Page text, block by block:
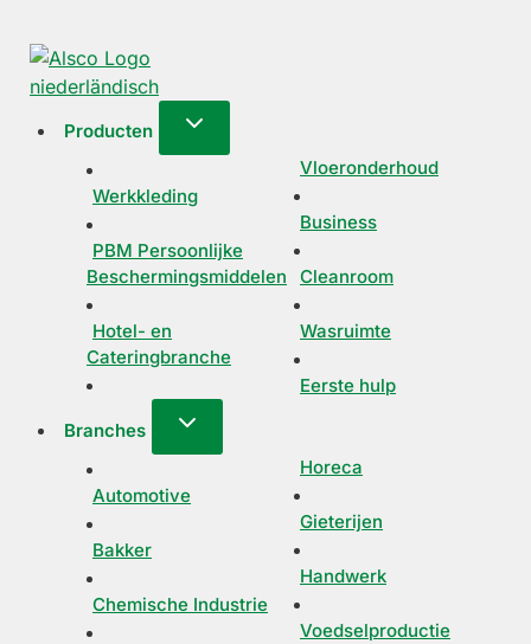
Producten
Werkkleding
PBM Persoonlijke
Beschermingsmiddelen
Hotel- en
Cateringbranche
Vloeronderhoud
Business
Cleanroom
Wasruimte
Eerste hulp
Branches
Automotive
Bakker
Chemische Industrie
Horeca
Gieterijen
Handwerk
Voedselproductie